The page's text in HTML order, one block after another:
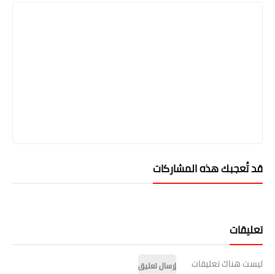
قد تُعجبك هذه المشاركات
تعليقات
ليست هناك تعليقات
إرسال تعليق